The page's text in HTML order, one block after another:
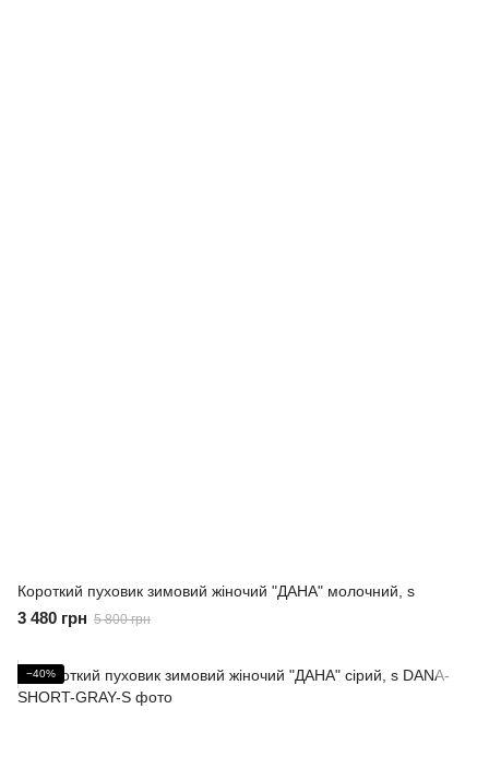
Короткий пуховик зимовий жіночий "ДАНА" молочний, s
3 480 грн 5 800 грн
−40%